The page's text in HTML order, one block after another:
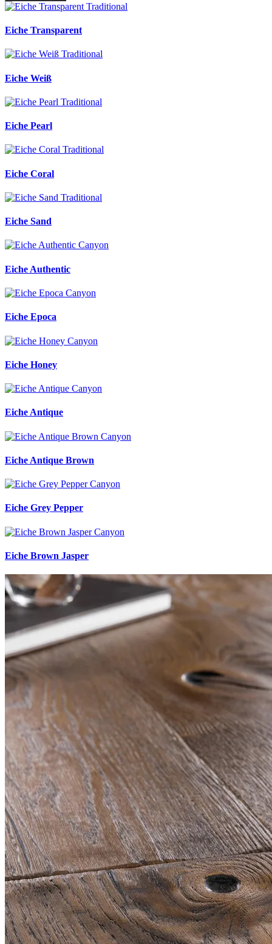
Eiche Transparent
Eiche Weiß
Eiche Pearl
Eiche Coral
Eiche Sand
Eiche Authentic
Eiche Epoca
Eiche Honey
Eiche Antique
Eiche Antique Brown
Eiche Grey Pepper
Eiche Brown Jasper